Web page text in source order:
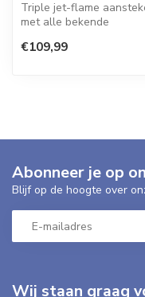
Triple jet-flame
met alle bekende
mogen verwa...
€109,99
Wij staan graag
Abonneer je op
Blijf op de hoogte over